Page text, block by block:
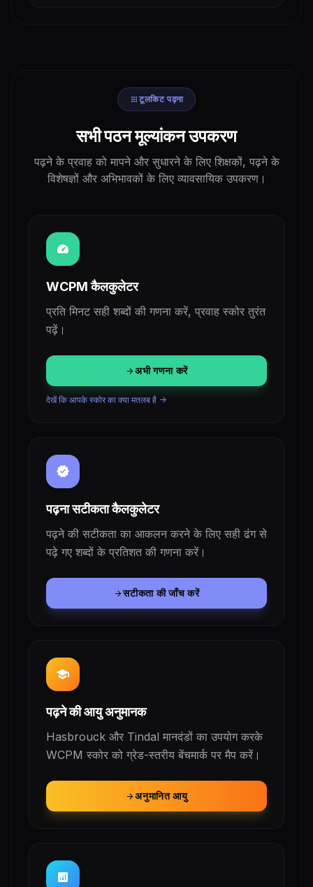
appsटूलकिट पढ़ना
सभी पठन मूल्यांकन उपकरण
पढ़ने के प्रवाह को मापने और सुधारने के लिए शिक्षकों, पढ़ने के
विशेषज्ञों और अभिभावकों के लिए व्यावसायिक उपकरण।
speed
WCPM कैलकुलेटर
प्रति मिनट सही शब्दों की गणना करें, प्रवाह स्कोर तुरंत
पढ़ें।
arrow_forwardअभी गणना करें
देखें कि आपके स्कोर का क्या मतलब है ->
verified
पढ़ना सटीकता कैलकुलेटर
पढ़ने की सटीकता का आकलन करने के लिए सही ढंग से
पढ़े गए शब्दों के प्रतिशत की गणना करें।
arrow_forwardसटीकता की जाँच करें
school
पढ़ने की आयु अनुमानक
Hasbrouck और Tindal मानदंडों का उपयोग करके
WCPM स्कोर को ग्रेड-स्तरीय बेंचमार्क पर मैप करें।
arrow_forwardअनुमानित आयु
analytics